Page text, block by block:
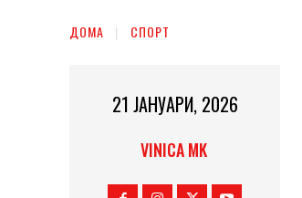
ДОМА СПОРТ
21 ЈАНУАРИ, 2026
VINICA MK